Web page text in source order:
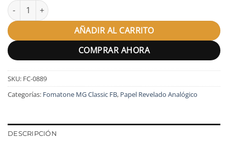
FOMATONE MG CLAS 132 17,8x24 cm / 25h Mate cantidad
AÑADIR AL CARRITO
COMPRAR AHORA
SKU: FC-0889
Categorías: Fomatone MG Classic FB, Papel Revelado Analógico
DESCRIPCIÓN